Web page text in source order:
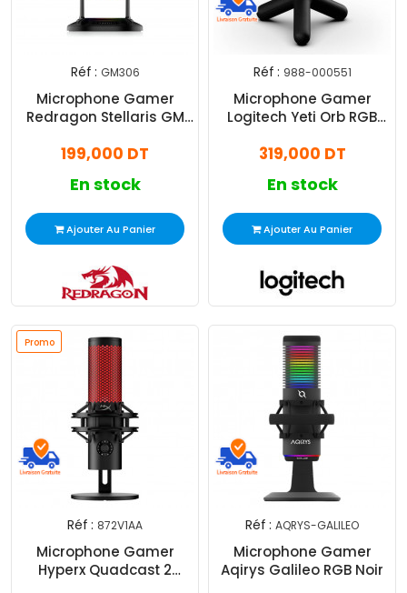
Réf : GM306
Microphone Gamer
Redragon Stellaris GM
199,000 DT
En stock
Ajouter Au Panier
Réf : 988-000551
Microphone Gamer
Logitech Yeti Orb RGB
319,000 DT
En stock
Ajouter Au Panier
Promo
Réf : 872V1AA
Microphone Gamer
Hyperx Quadcast 2
Réf : AQRYS-GALILEO
Microphone Gamer
Aqirys Galileo RGB Noir